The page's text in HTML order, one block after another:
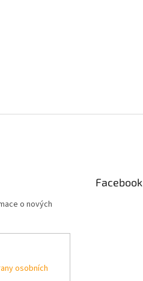
o nových
osobních
Facebook